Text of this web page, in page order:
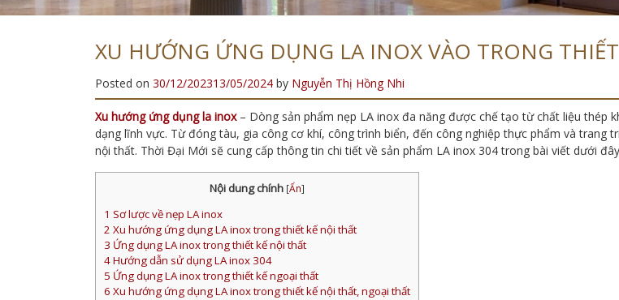
XU HƯỚNG ỨNG DỤNG LA INOX VÀO TRONG
Posted on 30/12/202313/05/2024 by Nguyễn Thị Hồng Nhi
Xu hướng ứng dụng la inox– Dòng sản phẩm nẹp LA inox đa năng được chế tạo từ chất liệu thép
dạng lĩnh vực. Từ đóng tàu, gia công cơ khí, công trình biển, đến công nghiệp thực phẩm và
nội thất. Thời Đại Mới sẽ cung cấp thông tin chi tiết về sản phẩm LA inox 304 trong bài viết dưới
Nội dung chính [Ẩn]
1 Sơ lược về nẹp LA inox
2 Xu hướng ứng dụng LA inox trong thiết kế nội thất
3 Ứng dụng LA inox trong thiết kế nội thất
4Hướng dẫn sử dụng LA inox 304
5 Ứng dụng LA inox trong thiết kế ngoại thất
6 Xu hướng ứng dụng LA inox trong thiết kế nội thất, ngoại thất